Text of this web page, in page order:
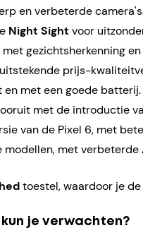
en verbeterde
Night Sight voor
gezichtsherkenning en
prijs-
met een goede batterij.
met de introductie
van de Pixel 6, met
modellen, met
toestel, waardoor je
je verwachten?